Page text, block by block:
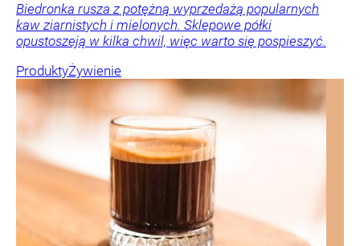
Biedronka rusza z potężną wyprzedażą popularnych
kaw ziarnistych i mielonych. Sklepowe półki
opustoszeją w kilka chwil, więc warto się pospieszyć.
ProduktyŻywienie